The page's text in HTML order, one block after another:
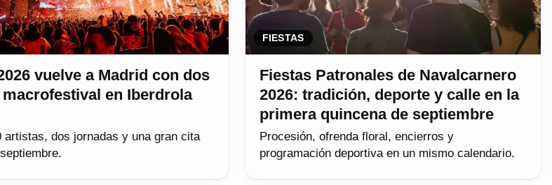
vuelve a Madrid con dos
macrofestival en Iberdrola
artistas, dos jornadas y una gran cita
FIESTAS
Fiestas Patronales de Navalcarnero
2026: tradición, deporte y calle en la
primera quincena de septiembre
Procesión, ofrenda floral, encierros y
programación deportiva en un mismo calendario.